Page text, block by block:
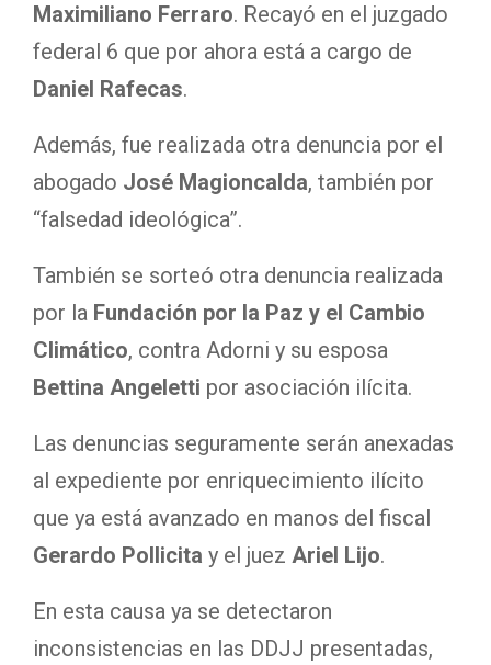
Maximiliano Ferraro. Recayó en el juzgado
federal 6 que por ahora está a cargo de
Daniel Rafecas.
Además, fue realizada otra denuncia por el
abogado José Magioncalda, también por
“falsedad ideológica”.
También se sorteó otra denuncia realizada
por la Fundación por la Paz y el Cambio
Climático, contra Adorni y su esposa
Bettina Angeletti por asociación ilícita.
Las denuncias seguramente serán anexadas
al expediente por enriquecimiento ilícito
que ya está avanzado en manos del fiscal
Gerardo Pollicita y el juez Ariel Lijo.
En esta causa ya se detectaron
inconsistencias en las DDJJ presentadas,